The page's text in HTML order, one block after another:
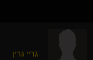
גריי גרין